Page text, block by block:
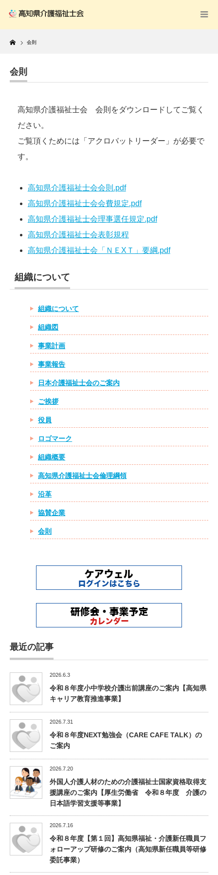
Home
会則
会則
高知県介護福祉士会 会則をダウンロードしてご覧く
ださい。
ご覧頂くためには「アクロバットリーダー」が必要で
す。
高知県介護福祉士会会則.pdf
高知県介護福祉士会会費規定.pdf
高知県介護福祉士会理事選任規定.pdf
高知県介護福祉士会表彰規程
高知県介護福祉士会「ＮＥXＴ」要綱.pdf
組織について
組織について
組織図
事業計画
事業報告
日本介護福祉士会のご案内
ご挨拶
役員
ロゴマーク
組織概要
高知県介護福祉士会倫理綱領
沿革
協賛企業
会則
最近の記事
2026.6.3
令和８年度小中学校介護出前講座のご案内【高知県
キャリア教育推進事業】
2026.7.31
令和８年度NEXT勉強会（CARE CAFE TALK）の
ご案内
2026.7.20
外国人介護人材のための介護福祉士国家資格取得支
援講座のご案内【厚生労働省 令和８年度 介護の
日本語学習支援等事業】
2026.7.16
令和８年度【第１回】高知県福祉・介護新任職員フ
ォローアップ研修のご案内（高知県新任職員等研修
委託事業）